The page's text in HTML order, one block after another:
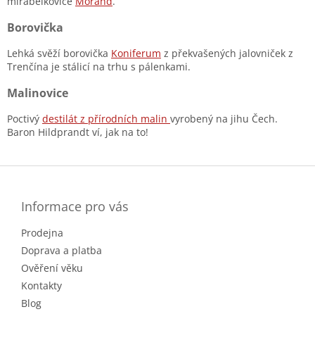
Borovička
Lehká svěží borovička Koniferum z překvašených jalovniček z
Trenčína je stálicí na trhu s pálenkami.
Malinovice
Poctivý destilát z přírodních malin vyrobený na jihu Čech.
Baron Hildprandt ví, jak na to!
Informace pro vás
Prodejna
Doprava a platba
Ověření věku
Kontakty
Blog